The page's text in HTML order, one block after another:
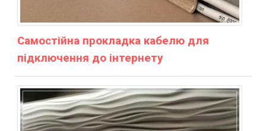
Самостійна прокладка кабелю для
підключення до інтернету